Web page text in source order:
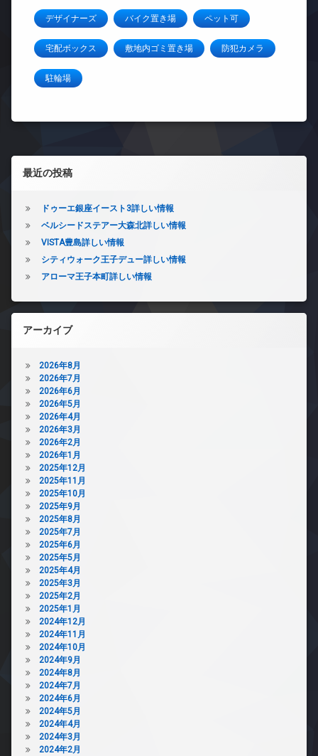
デザイナーズ バイク置き場 ペット可
宅配ボックス 敷地内ゴミ置き場 防犯カメラ
駐輪場
左サイドバー
最近の投稿
ドゥーエ銀座イースト3詳しい情報
ベルシードステアー大森北詳しい情報
VISTA豊島詳しい情報
シティウォーク王子デュー詳しい情報
アローマ王子本町詳しい情報
アーカイブ
2026年8月
2026年7月
2026年6月
2026年5月
2026年4月
2026年3月
2026年2月
2026年1月
2025年12月
2025年11月
2025年10月
2025年9月
2025年8月
2025年7月
2025年6月
2025年5月
2025年4月
2025年3月
2025年2月
2025年1月
2024年12月
2024年11月
2024年10月
2024年9月
2024年8月
2024年7月
2024年6月
2024年5月
2024年4月
2024年3月
2024年2月